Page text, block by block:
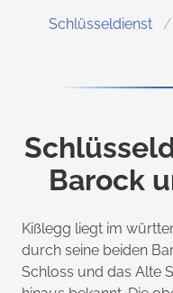
Schlüsseldienst
Barock
Kißlegg liegt im
durch seine beiden
Schloss und das Alte